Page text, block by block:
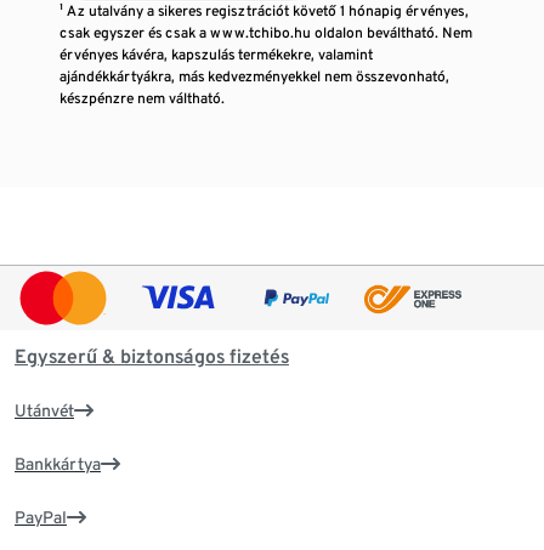
¹ Az utalvány a sikeres regisztrációt követő 1 hónapig érvényes,
csak egyszer és csak a www.tchibo.hu oldalon beváltható. Nem
érvényes kávéra, kapszulás termékekre, valamint
ajándékkártyákra, más kedvezményekkel nem összevonható,
készpénzre nem váltható.
Egyszerű & biztonságos fizetés
Utánvét
Bankkártya
PayPal